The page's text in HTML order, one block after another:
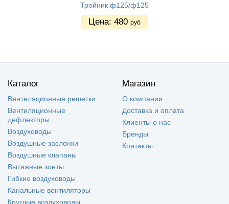
Тройник ф125/ф125
Цена: 480 руб
Каталог
Вентеляционные решетки
Вентиляционные
дефлекторы
Воздуховоды
Воздушные заслонки
Воздушные клапаны
Вытяжные зонты
Гибкие воздуховоды
Канальные вентиляторы
Круглые воздуховоды
Магазин
О компании
Доставка и оплата
Клиенты о нас
Бренды
Контакты